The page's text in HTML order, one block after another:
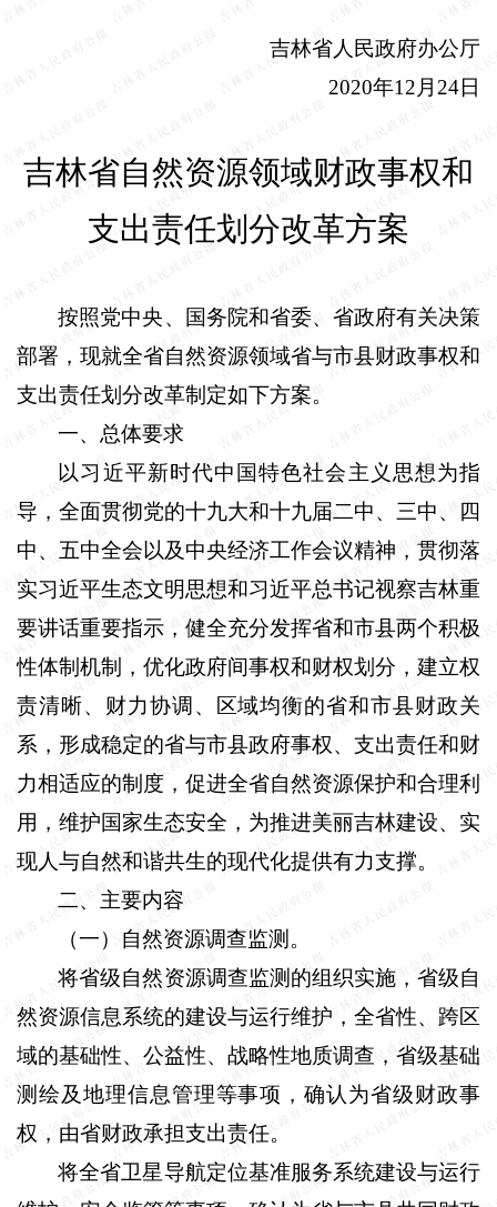
吉林省人民政府办公厅
2020年12 月 24日
吉林省自然资源领域财政事权和
支出责任划分改革方案
按照党中央、国务院和省委、省政府有关决策
部署，现就全省自然资源领域省与市县财政事权和
支出责任划分改革制定如下方案。
一、总体要求
以习近平新时代中国特色社会主义思想为指
导，全面贯彻党的十九大和十九届二中、三中、四
中、五中全会以及中央经济工作会议精神，贯彻落
实习近平生态文明思想和习近平总书记视察吉林重
要讲话重要指示，健全充分发挥省和市县两个积极
性体制机制，优化政府间事权和财权划分，建立权
责清晰、财力协调、区域均衡的省和市县财政关
系，形成稳定的省与市县政府事权、支出责任和财
力相适应的制度，促进全省自然资源保护和合理利
用，维护国家生态安全，为推进美丽吉林建设、实
现人与自然和谐共生的现代化提供有力支撑。
二、主要内容
（一）自然资源调查监测。
将省级自然资源调查监测的组织实施，省级自
然资源信息系统的建设与运行维护，全省性、跨区
域的基础性、公益性、战略性地质调查，省级基础
测绘及地理信息管理等事项，确认为省级财政事
权，由省财政承担支出责任。
将全省卫星导航定位基准服务系统建设与运行